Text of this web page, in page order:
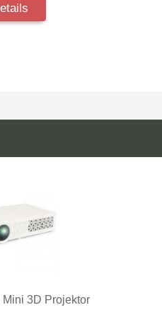
Mini 3D Projektor